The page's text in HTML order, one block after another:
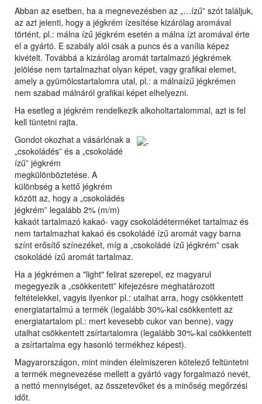
Abban az esetben, ha a megnevezésben az „…ízű” szót találjuk,
az azt jelenti, hogy a jégkrém ízesítése kizárólag aromával
történt, pl.: málna ízű jégkrém esetén a málna ízt aromával érte
el a gyártó. E szabály alól csak a puncs és a vanília képez
kivételt. Továbbá a kizárólag aromát tartalmazó jégkrémek
jelölése nem tartalmazhat olyan képet, vagy grafikai elemet,
amely a gyümölcstartalomra utal, pl.: a málnaízű jégkrémen
nem szabad málnáról grafikai képet elhelyezni.
Ha esetleg a jégkrém rendelkezik alkoholtartalommal, azt is fel
kell tüntetni rajta.
Gondot okozhat a vásárlónak a
„csokoládés” és a „csokoládé
ízű” jégkrém
megkülönböztetése. A
különbség a kettő jégkrém
között az, hogy a „csokoládés
jégkrém” legalább 2% (m/m)
kakaót tartalmazó kakaó- vagy csokoládéterméket tartalmaz és
nem tartalmazhat kakaó és csokoládé ízű aromát vagy barna
színt erősítő színezéket, míg a „csokoládé ízű jégkrém” csak
csokoládé ízű aromát tartalmaz.
Ha a jégkrémen a "light" felirat szerepel, ez magyarul
megegyezik a „csökkentett” kifejezésre meghatározott
feltételekkel, vagyis ilyenkor pl.: utalhat arra, hogy csökkentett
energiatartalmú a termék (legalább 30%-kal csökkentett az
energiatartalom pl.: mert kevesebb cukor van benne), vagy
utalhat csökkentett zsírtartalomra (legalább 30%-kal csökkentett
a zsírtartalma egy hasonló termékhez képest).
Magyarországon, mint minden élelmiszeren kötelező feltüntetni
a termék megnevezése mellett a gyártó vagy forgalmazó nevét,
a nettó mennyiséget, az összetevőket és a minőség megőrzési
időt.